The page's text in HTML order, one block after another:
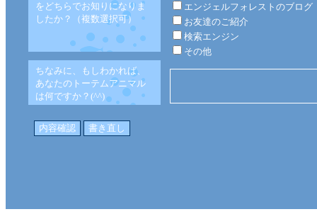
をどちらでお知りになりま
したか？（複数選択可）
エンジェルフォレストのブログ
お友達のご紹介
検索エンジン
その他
ちなみに、もしわかれば、
あなたのトーテムアニマル
は何ですか？(^^)